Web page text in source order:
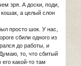
зря. А доски, поди,
кошак, а целый слон
просто шок. У нас,
сбили одного из
до работы, и
то, что сбитый
какой-то там